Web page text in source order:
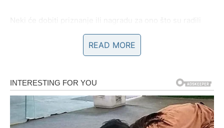
Neki će dobiti priznanje ili nagradu za ono što su radili
Najvažnije je da ćete osjetiti mnogo veću stabilnost i
A upravo to vam je bilo potrebno.
READ MORE